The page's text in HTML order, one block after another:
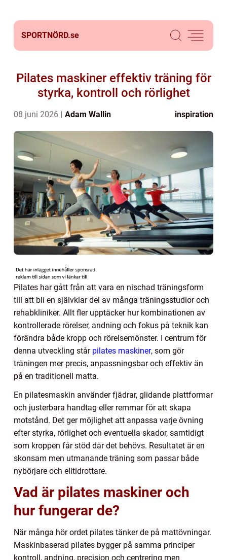
SPORTNÖRD.se
Pilates maskiner effektiv träning för
styrka, kontroll och rörlighet
08 juni 2026 Adam Wallin inspiration
Pilates har gått från att vara en nischad träningsform
till att bli en självklar del av många träningsstudior och
rehabkliniker. Allt fler upptäcker hur kombinationen av
kontrollerade rörelser, andning och fokus på teknik kan
förändra både kropp och rörelsemönster. I centrum för
denna utveckling står pilates maskiner, som gör
träningen mer precis, anpassningsbar och effektiv än
på en traditionell matta.
En pilatesmaskin använder fjädrar, glidande plattformar
och justerbara handtag eller remmar för att skapa
motstånd. Det ger möjlighet att anpassa varje övning
efter styrka, rörlighet och eventuella skador, samtidigt
som kroppen får stöd där det behövs. Resultatet är en
skonsam men utmanande träning som passar både
nybörjare och elitidrottare.
Vad är pilates maskiner och
hur fungerar de?
När många hör ordet pilates tänker de på mattövningar.
Maskinbaserad pilates bygger på samma principer
kontroll, andning, precision och centrering men